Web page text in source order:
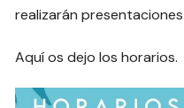
realizarán
Aquí os dejo los horarios.